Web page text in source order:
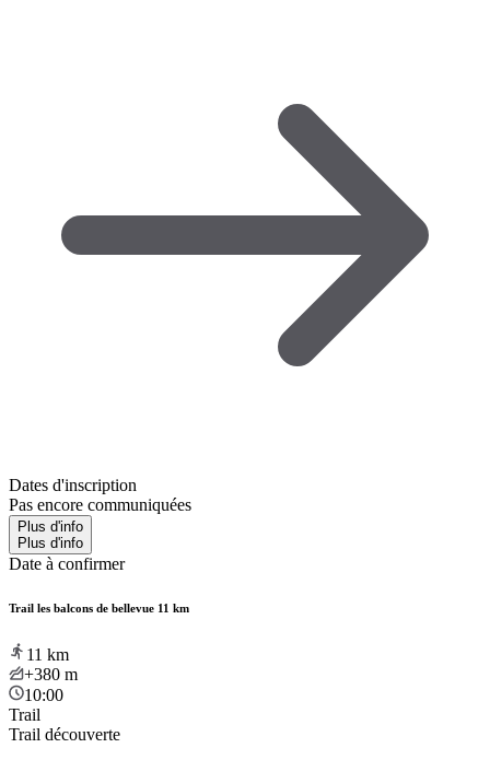
Dates d'inscription
Pas encore communiquées
Plus d'info
Plus d'info
Date à confirmer
Trail les balcons de bellevue 11 km
11 km
+380 m
10:00
Trail
Trail découverte